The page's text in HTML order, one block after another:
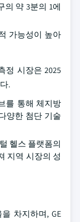
의 약 3분의 1에
가능성이 높아
정 시장은 2025
.
를 통해 체지방
양한 첨단 기술
헬스 플랫폼의
지역 시장의 성
차지하며, GE